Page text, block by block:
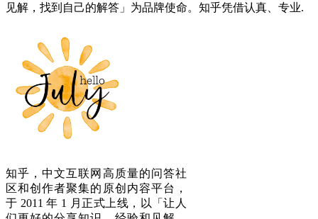
见解，找到自己的解答」为品牌使命。知乎凭借认真、专业.
知乎，中文互联网高质量的问答社
区和创作者聚集的原创内容平台，
于 2011 年 1 月正式上线，以「让人